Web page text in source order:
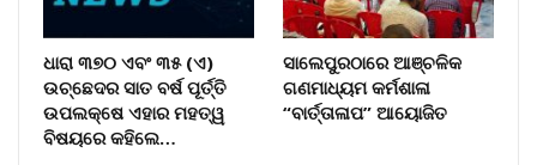
ଧାରା ୩୭୦ ଏବଂ ୩୫ (ଏ)
ଉଚ୍ଛେଦର ସାତ ବର୍ଷ ପୂର୍ତ୍ତି
ଉପଲକ୍ଷେ ଏହାର ମହତ୍ୱ
ବିଷୟରେ କହିଲେ…
ସାଲେପୁରଠାରେ ଆଞ୍ଚଳିକ
ଗଣମାଧ୍ୟମ କର୍ମଶାଳା
“ବାର୍ତ୍ତାଳାପ” ଆୟୋଜିତ